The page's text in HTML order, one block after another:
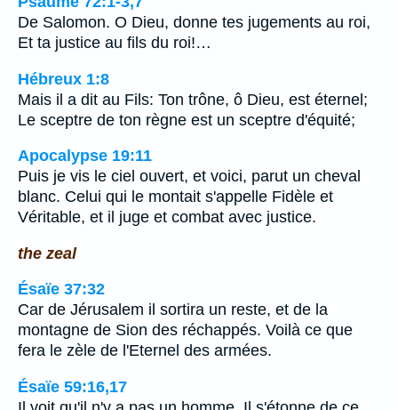
De Salomon. O Dieu, donne tes jugements au roi,
Et ta justice au fils du roi!…
Hébreux 1:8
Mais il a dit au Fils: Ton trône, ô Dieu, est éternel;
Le sceptre de ton règne est un sceptre d'équité;
Apocalypse 19:11
Puis je vis le ciel ouvert, et voici, parut un cheval
blanc. Celui qui le montait s'appelle Fidèle et
Véritable, et il juge et combat avec justice.
the zeal
Ésaïe 37:32
Car de Jérusalem il sortira un reste, et de la
montagne de Sion des réchappés. Voilà ce que
fera le zèle de l'Eternel des armées.
Ésaïe 59:16,17